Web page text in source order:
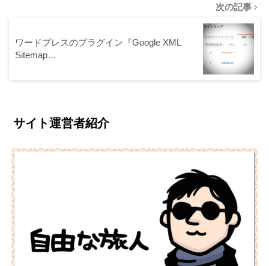
次の記事
ワードプレスのプラグイン『Google XML
Sitemap…
サイト運営者紹介